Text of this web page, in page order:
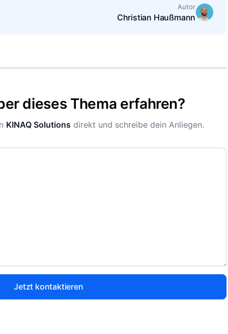
Autor
Christian Haußmann
dieses Thema erfahren?
KINAQ Solutions direkt und schreibe dein Anliegen.
Jetzt kontaktieren